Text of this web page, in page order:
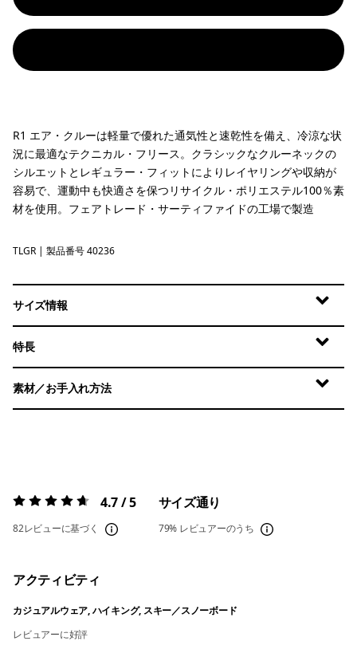
R1 エア・クルーは軽量で優れた通気性と速乾性を備え、冷涼な状
況に最適なテクニカル・フリース。クラシックなクルーネックの
シルエットとレギュラー・フィットによりレイヤリングや収納が
容易で、運動中も快適さを保つリサイクル・ポリエステル100％素
材を使用。フェアトレード・サーティファイドの工場で製造
Treeline Green
TLGR | 製品番号 40236
サイズ情報
特長
素材／お手入れ方法
評価:4.7 / 5 4.7 / 5
82レビューに基づく
サイズ通り
79% レビュアーのうち
アクティビティ
カジュアルウェア, ハイキング, スキー／スノーボード
レビュアーに好評